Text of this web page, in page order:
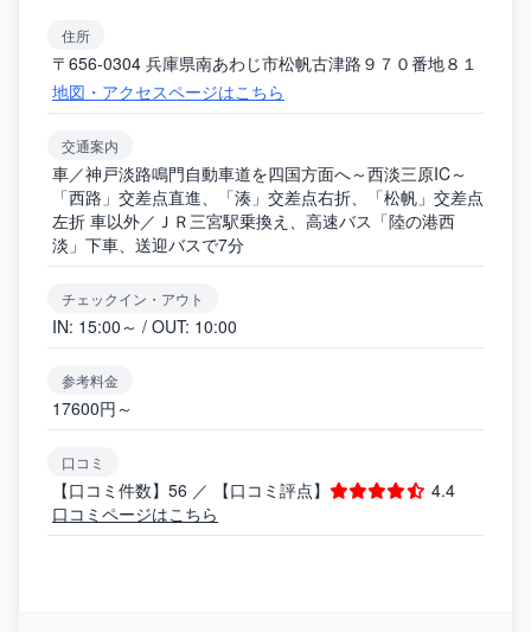
住所
〒656-0304 兵庫県南あわじ市松帆古津路９７０番地８１
地図・アクセスページはこちら
交通案内
車／神戸淡路鳴門自動車道を四国方面へ～西淡三原IC～
「西路」交差点直進、「湊」交差点右折、「松帆」交差点
左折 車以外／ＪＲ三宮駅乗換え、高速バス「陸の港西
淡」下車、送迎バスで7分
チェックイン・アウト
IN: 15:00～ / OUT: 10:00
参考料金
17600円～
口コミ
【口コミ件数】56 ／ 【口コミ評点】
4.4
口コミページはこちら